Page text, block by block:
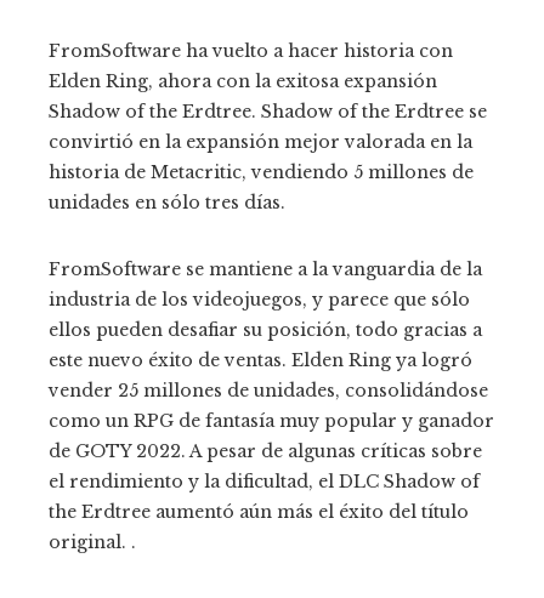
FromSoftware ha vuelto a hacer historia con
Elden Ring, ahora con la exitosa expansión
Shadow of the Erdtree. Shadow of the Erdtree se
convirtió en la expansión mejor valorada en la
historia de Metacritic, vendiendo 5 millones de
unidades en sólo tres días.
FromSoftware se mantiene a la vanguardia de la
industria de los videojuegos, y parece que sólo
ellos pueden desafiar su posición, todo gracias a
este nuevo éxito de ventas. Elden Ring ya logró
vender 25 millones de unidades, consolidándose
como un RPG de fantasía muy popular y ganador
de GOTY 2022. A pesar de algunas críticas sobre
el rendimiento y la dificultad, el DLC Shadow of
the Erdtree aumentó aún más el éxito del título
original. .